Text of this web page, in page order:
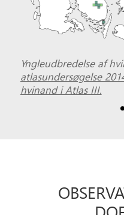
Yngleudbredelse af
atlasundersøgelse
hvinand i Atlas III.